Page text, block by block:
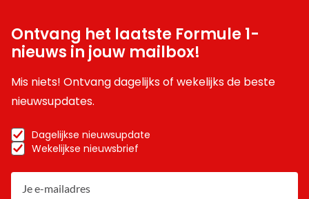
Ontvang het laatste Formule 1-
nieuws in jouw mailbox!
Mis niets! Ontvang dagelijks of wekelijks de beste
nieuwsupdates.
Dagelijkse nieuwsupdate
Wekelijkse nieuwsbrief